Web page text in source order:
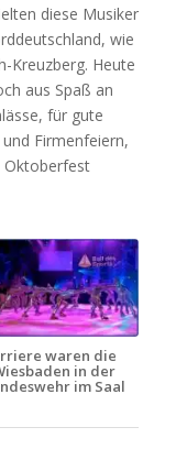
diese Musiker
wie
Kreuzberg. Heute
aus Spaß an
für gute
Firmenfeiern,
Oktoberfest
waren die
in der
im Saal